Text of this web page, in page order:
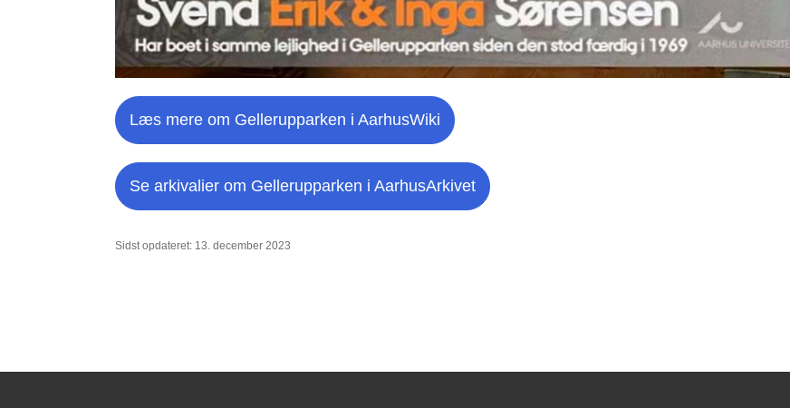
Læs mere om Gellerupparken i AarhusWiki
Se arkivalier om Gellerupparken i AarhusArkivet
Sidst opdateret: 13. december 2023